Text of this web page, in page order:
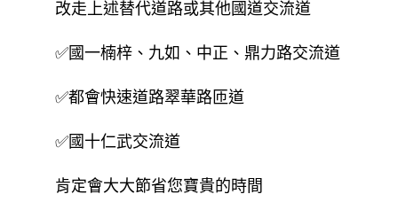
改走上述替代道路或其他國道交流道
✅國一楠梓、九如、中正、鼎力路交流道
✅都會快速道路翠華路匝道
✅國十仁武交流道
肯定會大大節省您寶貴的時間